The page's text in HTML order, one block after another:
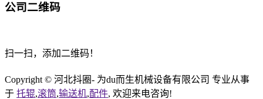
公司二维码
扫一扫，添加二维码！
Copyright © 河北抖圈- 为du而生机械设备有限公司 专业从事
于 托辊,滚筒,输送机,配件, 欢迎来电咨询!